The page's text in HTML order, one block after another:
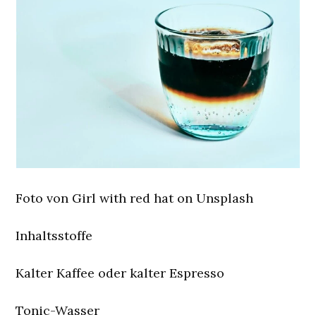
Foto von Girl with red hat on Unsplash
Inhaltsstoffe
Kalter Kaffee oder kalter Espresso
Tonic-Wasser